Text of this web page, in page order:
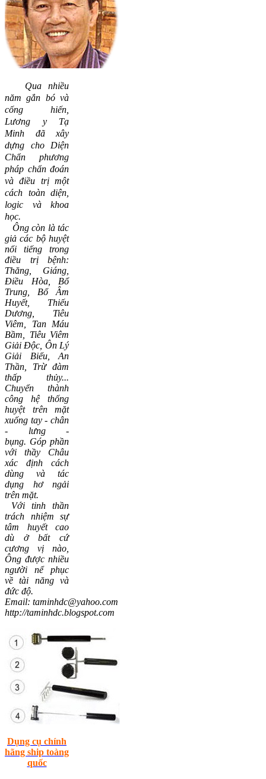
Qua nhiều
năm gắn bó và
cống hiến,
Lương y Tạ
Minh đã xây
dựng cho Diện
Chẩn phương
pháp chẩn đoán
và điều trị một
cách toàn diện,
logic và khoa
học.
Ông còn là tác
giả các bộ huyệt
nổi tiếng trong
điều trị bệnh:
Thăng, Giáng,
Điều Hòa, Bổ
Trung, Bổ Âm
Huyết, Thiếu
Dương, Tiêu
Viêm, Tan Máu
Bầm, Tiêu Viêm
Giải Độc, Ôn Lý
Giải Biểu, An
Thần, Trừ đàm
thấp thủy...
Chuyển thành
công hệ thống
huyệt trên mặt
xuống tay - chân
- lưng -
bụng. Góp phần
với thầy Châu
xác định cách
dùng và tác
dụng hơ ngải
trên mặt.
Với tinh thần
trách nhiệm sự
tâm huyết cao
dù ở bất cứ
cương vị nào,
Ông được nhiều
người nể phục
về tài năng và
đức độ.
Email: taminhdc@yahoo.com
http://taminhdc.blogspot.com
Dụng cụ chính
hãng ship toàng
quốc